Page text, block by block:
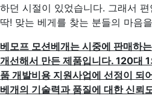
하던 시절이 있었습니다. 그래서
딱! 맞는 베게를 찾는 분들의 마음
베모프 모션베개는 시중에 판매하
개선해서 만든 제품입니다. 120대
품 개발비용 지원사업에 선정이 되
베개의 기술력과 품질에 대한 신뢰